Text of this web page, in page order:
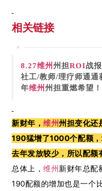
相关链接
8.27维州州担ROI战
社工/教师/理疗师通通
年维州州担重燃希望！
新财年，维州州担变化还
190猛增了1000个配额
去年发放较少，所以配额
总体上，维州新财年总配
190配额的增加也是一个